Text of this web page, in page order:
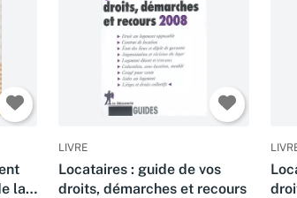
la
LIVRE
Locataires : guide de vos
droits, démarches et recours